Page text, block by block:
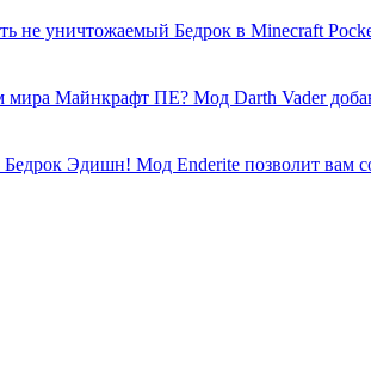
не уничтожаемый Бедрок в Minecraft
Майнкрафт ПЕ? Мод Darth Vader
Эдишн! Мод Enderite позволит вам